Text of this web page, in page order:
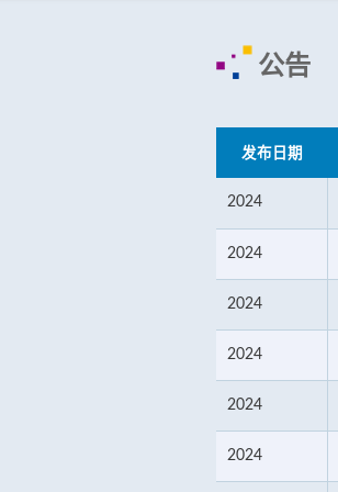
公告
发布日期
2024
2024
2024
2024
2024
2024